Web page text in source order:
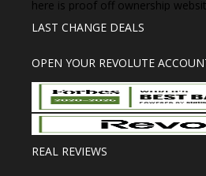
here is proof off ownership
LAST CHANGE DEALS
OPEN YOUR REVOLUTE
REAL REVIEWS